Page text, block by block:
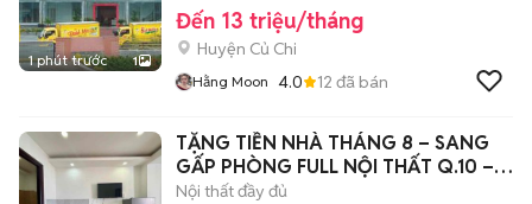
1 phút trước 1
Đến 13 triệu/tháng
Huyện Củ Chi
Hằng Moon 4.0 12 đã bán
TẶNG TIỀN NHÀ THÁNG 8 – SANG
GẤP PHÒNG FULL NỘI THẤT Q.10 – 6
TRIỆU/T
Nội thất đầy đủ